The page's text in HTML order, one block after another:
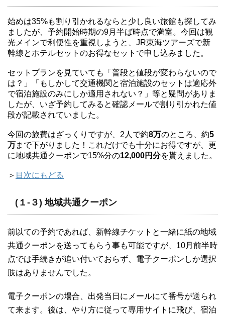
始めは35%も割り引かれるならと少し良い旅館も探してみ
ましたが、予約開始時期の9月半ば時点で満室。今回は観
光メインで利便性を重視しようと、JR東海ツアーズで新
幹線とホテルセットのお得なセットで申し込みました。
セットプランを見ていても「普段と値段が変わらないので
は？」「もしかして交通機関と宿泊施設のセットは適応外
で宿泊施設のみにしか適用されない？」等と疑問がありま
したが、いざ予約してみると確認メールで割り引かれた値
段が記載されていました。
今回の旅費はざっくりですが、2人で約8万のところ、約5
万まで下がりました！これだけでも十分にお得ですが、更
に地域共通クーポンで15%分の12,000円分を貰えました。
＞ 目次にもどる
(１-３) 地域共通クーポン
前以ての予約であれば、新幹線チケットと一緒に紙の地域
共通クーポンを送ってもらう事も可能ですが、10月前半時
点では手続きが追い付いておらず、電子クーポンしか選択
肢はありませんでした。
電子クーポンの場合、出発当日にメールにて番号が送られ
て来ます。後は、やり方に従って専用サイトに飛び、宿泊